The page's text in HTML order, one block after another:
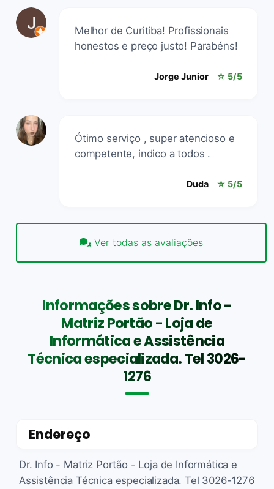
Melhor de Curitiba! Profissionais
honestos e preço justo! Parabéns!
Jorge Junior ☆ 5/5
Ótimo serviço , super atencioso e
competente, indico a todos .
Duda ☆ 5/5
Ver todas as avaliações
Informações sobre Dr. Info -
Matriz Portão - Loja de
Informática e Assistência
Técnica especializada. Tel 3026-
1276
Endereço
Dr. Info - Matriz Portão - Loja de Informática e
Assistência Técnica especializada. Tel 3026-1276